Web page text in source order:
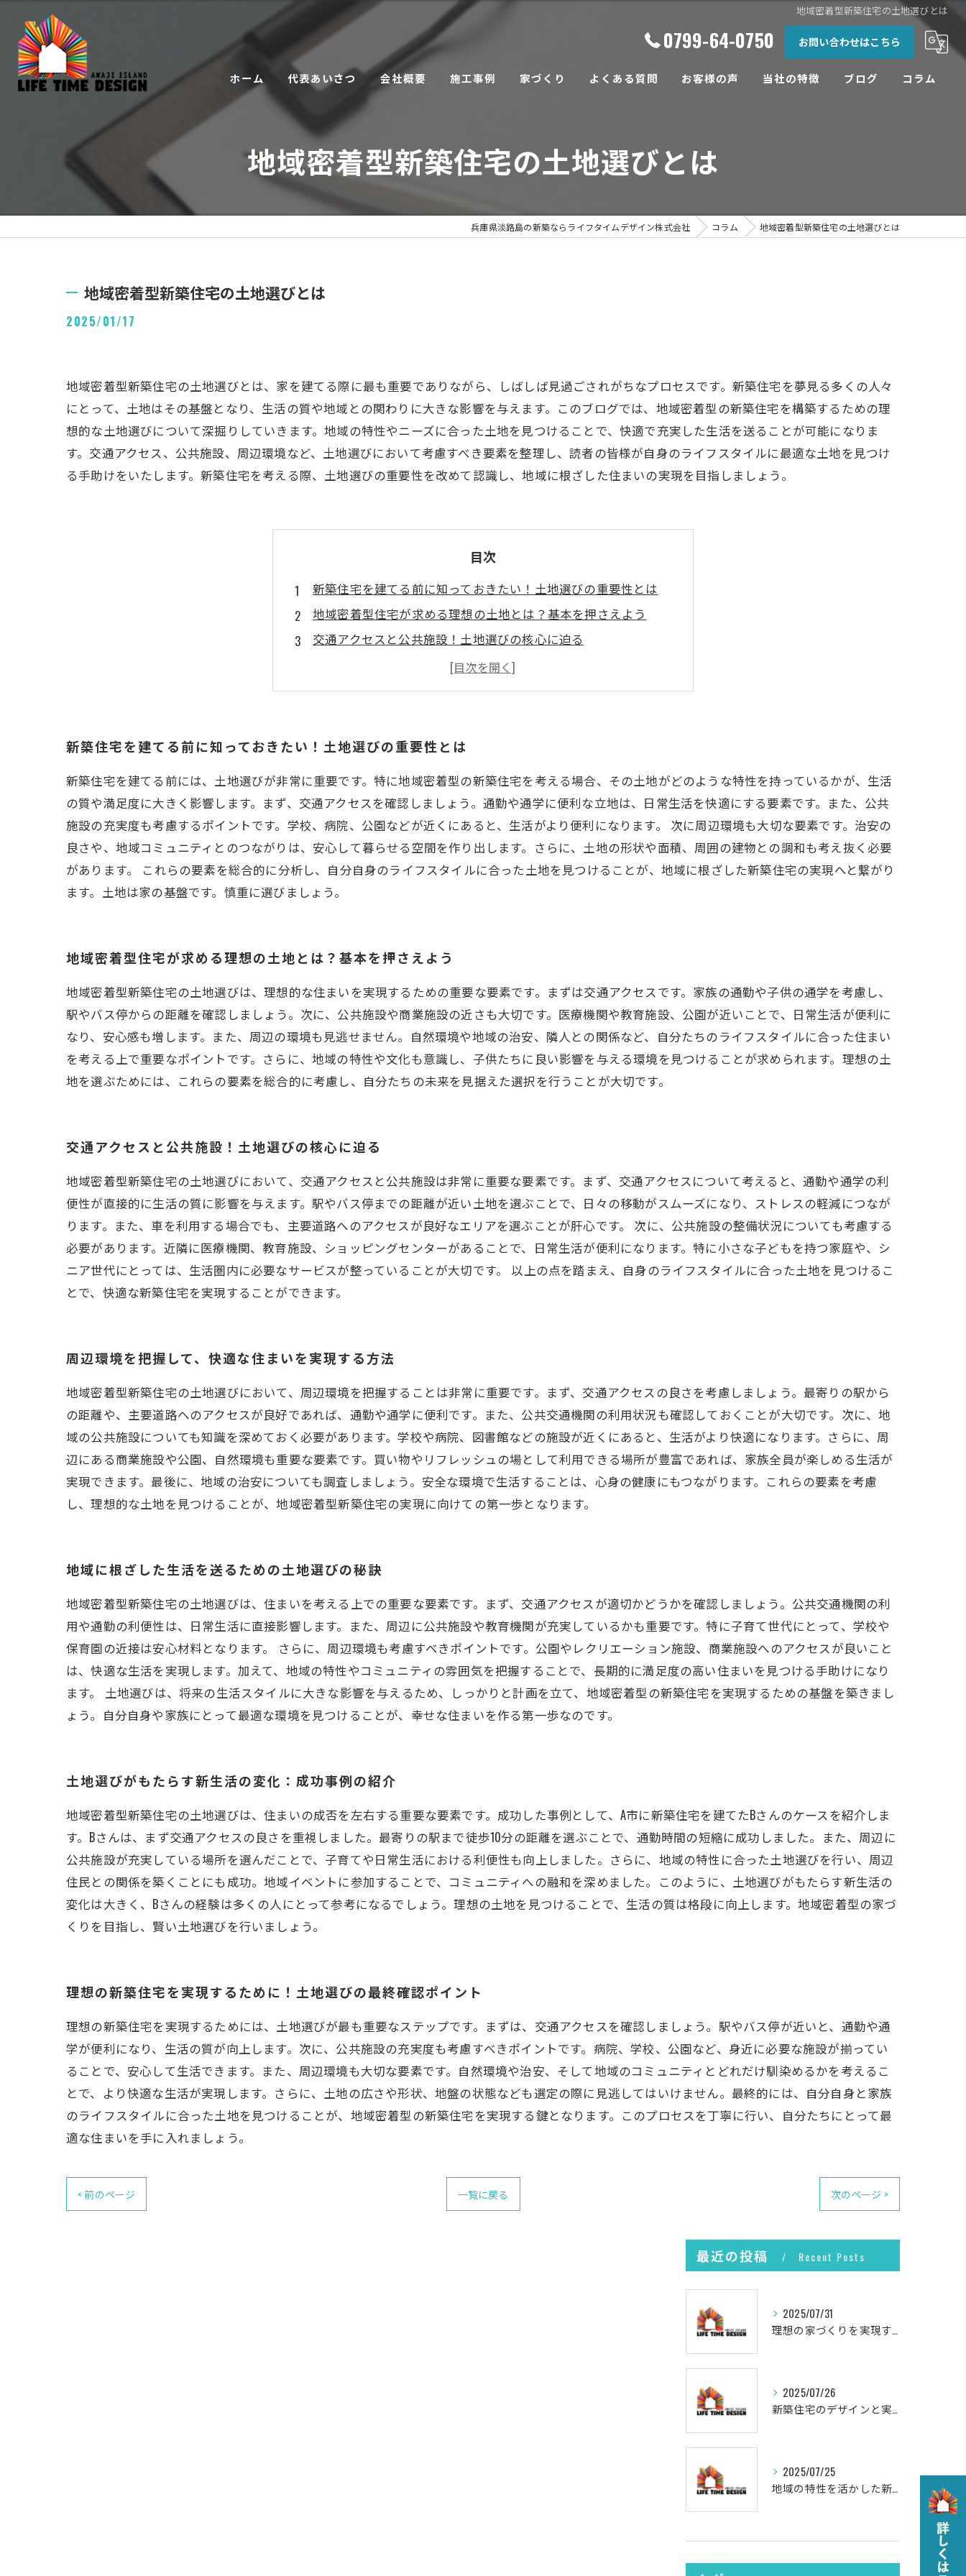
地域密着型新築住宅の土地選びとは
0799-64-0750 お問い合わせはこちら
ホーム 代表あいさつ 会社概要 施工事例 家づくり
サービス
よくある質問 お客様の声 当社の特徴
工務店
ブログ コラム
地域密着型新築住宅の土地選びとは
兵庫県淡路島の新築ならライフタイムデザイン株式会社 コラム 地域密着型新築住宅の土地選びとは
地域密着型新築住宅の土地選びとは
2025/01/17
地域密着型新築住宅の土地選びとは、家を建てる際に最も重要でありながら、しばしば見過ごされがちなプロセスです。新築住宅を夢見る多くの人々
にとって、土地はその基盤となり、生活の質や地域との関わりに大きな影響を与えます。このブログでは、地域密着型の新築住宅を構築するための理
想的な土地選びについて深掘りしていきます。地域の特性やニーズに合った土地を見つけることで、快適で充実した生活を送ることが可能になりま
す。交通アクセス、公共施設、周辺環境など、土地選びにおいて考慮すべき要素を整理し、読者の皆様が自身のライフスタイルに最適な土地を見つけ
る手助けをいたします。新築住宅を考える際、土地選びの重要性を改めて認識し、地域に根ざした住まいの実現を目指しましょう。
目次
新築住宅を建てる前に知っておきたい！土地選びの重要性とは
地域密着型住宅が求める理想の土地とは？基本を押さえよう
交通アクセスと公共施設！土地選びの核心に迫る
周辺環境を把握して、快適な住まいを実現する方法
地域に根ざした生活を送るための土地選びの秘訣
理想の新築住宅を実現するために！土地選びの最終確認ポイント
新築住宅を建てる前に知っておきたい！土地選びの重要性とは
新築住宅を建てる前には、土地選びが非常に重要です。特に地域密着型の新築住宅を考える場合、その土地がどのような特性を持っているかが、生活
の質や満足度に大きく影響します。まず、交通アクセスを確認しましょう。通勤や通学に便利な立地は、日常生活を快適にする要素です。また、公共
施設の充実度も考慮するポイントです。学校、病院、公園などが近くにあると、生活がより便利になります。 次に周辺環境も大切な要素です。治安の
良さや、地域コミュニティとのつながりは、安心して暮らせる空間を作り出します。さらに、土地の形状や面積、周囲の建物との調和も考え抜く必要
があります。 これらの要素を総合的に分析し、自分自身のライフスタイルに合った土地を見つけることが、地域に根ざした新築住宅の実現へと繋がり
ます。土地は家の基盤です。慎重に選びましょう。
地域密着型住宅が求める理想の土地とは？基本を押さえよう
地域密着型新築住宅の土地選びは、理想的な住まいを実現するための重要な要素です。まずは交通アクセスです。家族の通勤や子供の通学を考慮し、
駅やバス停からの距離を確認しましょう。次に、公共施設や商業施設の近さも大切です。医療機関や教育施設、公園が近いことで、日常生活が便利に
なり、安心感も増します。また、周辺の環境も見逃せません。自然環境や地域の治安、隣人との関係など、自分たちのライフスタイルに合った住まい
を考える上で重要なポイントです。さらに、地域の特性や文化も意識し、子供たちに良い影響を与える環境を見つけることが求められます。理想の土
地を選ぶためには、これらの要素を総合的に考慮し、自分たちの未来を見据えた選択を行うことが大切です。
交通アクセスと公共施設！土地選びの核心に迫る
地域密着型新築住宅の土地選びにおいて、交通アクセスと公共施設は非常に重要な要素です。まず、交通アクセスについて考えると、通勤や通学の利
便性が直接的に生活の質に影響を与えます。駅やバス停までの距離が近い土地を選ぶことで、日々の移動がスムーズになり、ストレスの軽減につなが
ります。また、車を利用する場合でも、主要道路へのアクセスが良好なエリアを選ぶことが肝心です。 次に、公共施設の整備状況についても考慮する
必要があります。近隣に医療機関、教育施設、ショッピングセンターがあることで、日常生活が便利になります。特に小さな子どもを持つ家庭や、シ
ニア世代にとっては、生活圏内に必要なサービスが整っていることが大切です。 以上の点を踏まえ、自身のライフスタイルに合った土地を見つけるこ
とで、快適な新築住宅を実現することができます。
周辺環境を把握して、快適な住まいを実現する方法
地域密着型新築住宅の土地選びにおいて、周辺環境を把握することは非常に重要です。まず、交通アクセスの良さを考慮しましょう。最寄りの駅から
の距離や、主要道路へのアクセスが良好であれば、通勤や通学に便利です。また、公共交通機関の利用状況も確認しておくことが大切です。次に、地
域の公共施設についても知識を深めておく必要があります。学校や病院、図書館などの施設が近くにあると、生活がより快適になります。さらに、周
辺にある商業施設や公園、自然環境も重要な要素です。買い物やリフレッシュの場として利用できる場所が豊富であれば、家族全員が楽しめる生活が
実現できます。最後に、地域の治安についても調査しましょう。安全な環境で生活することは、心身の健康にもつながります。これらの要素を考慮
し、理想的な土地を見つけることが、地域密着型新築住宅の実現に向けての第一歩となります。
地域に根ざした生活を送るための土地選びの秘訣
地域密着型新築住宅の土地選びは、住まいを考える上での重要な要素です。まず、交通アクセスが適切かどうかを確認しましょう。公共交通機関の利
用や通勤の利便性は、日常生活に直接影響します。また、周辺に公共施設や教育機関が充実しているかも重要です。特に子育て世代にとって、学校や
保育園の近接は安心材料となります。 さらに、周辺環境も考慮すべきポイントです。公園やレクリエーション施設、商業施設へのアクセスが良いこと
は、快適な生活を実現します。加えて、地域の特性やコミュニティの雰囲気を把握することで、長期的に満足度の高い住まいを見つける手助けになり
ます。 土地選びは、将来の生活スタイルに大きな影響を与えるため、しっかりと計画を立て、地域密着型の新築住宅を実現するための基盤を築きまし
ょう。自分自身や家族にとって最適な環境を見つけることが、幸せな住まいを作る第一歩なのです。
土地選びがもたらす新生活の変化：成功事例の紹介
地域密着型新築住宅の土地選びは、住まいの成否を左右する重要な要素です。成功した事例として、A市に新築住宅を建てたBさんのケースを紹介しま
す。Bさんは、まず交通アクセスの良さを重視しました。最寄りの駅まで徒歩10分の距離を選ぶことで、通勤時間の短縮に成功しました。また、周辺に
公共施設が充実している場所を選んだことで、子育てや日常生活における利便性も向上しました。さらに、地域の特性に合った土地選びを行い、周辺
住民との関係を築くことにも成功。地域イベントに参加することで、コミュニティへの融和を深めました。このように、土地選びがもたらす新生活の
変化は大きく、Bさんの経験は多くの人にとって参考になるでしょう。理想の土地を見つけることで、生活の質は格段に向上します。地域密着型の家づ
くりを目指し、賢い土地選びを行いましょう。
理想の新築住宅を実現するために！土地選びの最終確認ポイント
理想の新築住宅を実現するためには、土地選びが最も重要なステップです。まずは、交通アクセスを確認しましょう。駅やバス停が近いと、通勤や通
学が便利になり、生活の質が向上します。次に、公共施設の充実度も考慮すべきポイントです。病院、学校、公園など、身近に必要な施設が揃ってい
ることで、安心して生活できます。また、周辺環境も大切な要素です。自然環境や治安、そして地域のコミュニティとどれだけ馴染めるかを考えるこ
とで、より快適な生活が実現します。さらに、土地の広さや形状、地盤の状態なども選定の際に見逃してはいけません。最終的には、自分自身と家族
のライフスタイルに合った土地を見つけることが、地域密着型の新築住宅を実現する鍵となります。このプロセスを丁寧に行い、自分たちにとって最
適な住まいを手に入れましょう。
< 前のページ 一覧に戻る 次のページ >
最近の投稿 Recent Posts
2025/07/31
理想の家づくりを実現するプロセス
2025/07/26
新築住宅のデザインと実現
2025/07/25
地域の特性を活かした新築の土地選び